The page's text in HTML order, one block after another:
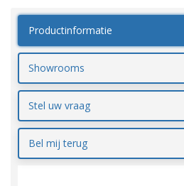
Productinformatie
Showrooms
Stel uw vraag
Bel mij terug